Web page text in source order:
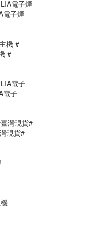
電子煙
#
電子
現貨#